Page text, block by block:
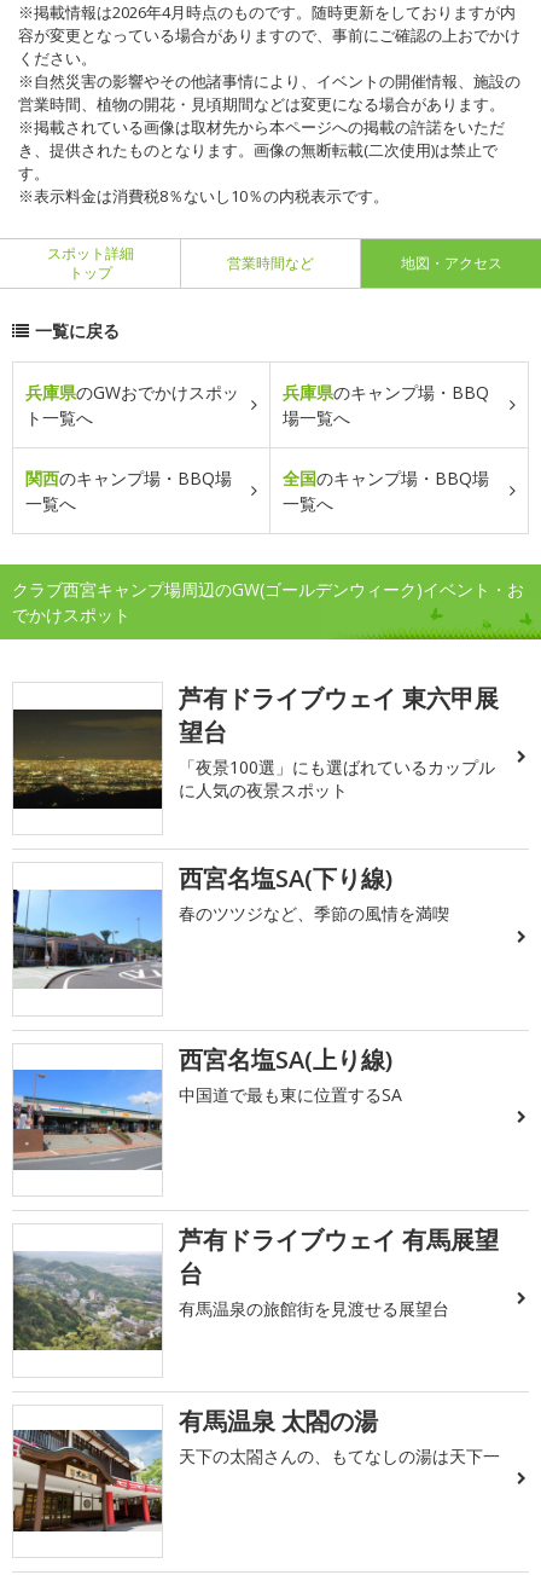
※掲載情報は2026年4月時点のものです。随時更新をしておりますが内
容が変更となっている場合がありますので、事前にご確認の上おでかけ
ください。
※自然災害の影響やその他諸事情により、イベントの開催情報、施設の
営業時間、植物の開花・見頃期間などは変更になる場合があります。
※掲載されている画像は取材先から本ページへの掲載の許諾をいただ
き、提供されたものとなります。画像の無断転載(二次使用)は禁止で
す。
※表示料金は消費税8％ないし10％の内税表示です。
スポット詳細
トップ
営業時間など 地図・アクセス
一覧に戻る
兵庫県のGWおでかけスポッ
ト一覧へ
兵庫県のキャンプ場・BBQ
場一覧へ
関西のキャンプ場・BBQ場
一覧へ
全国のキャンプ場・BBQ場
一覧へ
クラブ西宮キャンプ場周辺のGW(ゴールデンウィーク)イベント・お
でかけスポット
芦有ドライブウェイ 東六甲展
望台
「夜景100選」にも選ばれているカップル
に人気の夜景スポット
西宮名塩SA(下り線)
春のツツジなど、季節の風情を満喫
西宮名塩SA(上り線)
中国道で最も東に位置するSA
芦有ドライブウェイ 有馬展望
台
有馬温泉の旅館街を見渡せる展望台
有馬温泉 太閤の湯
天下の太閤さんの、もてなしの湯は天下一